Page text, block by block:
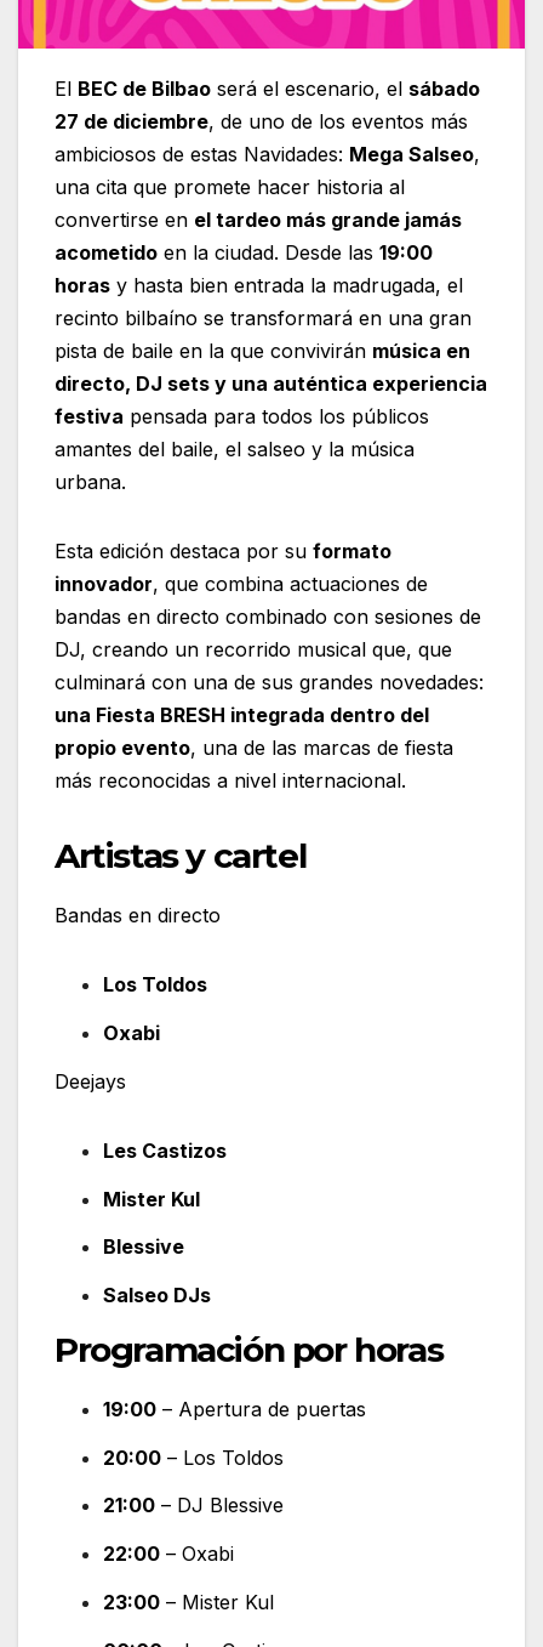
El BEC de Bilbao será el escenario, el sábado
27 de diciembre, de uno de los eventos más
ambiciosos de estas Navidades: Mega Salseo,
una cita que promete hacer historia al
convertirse en el tardeo más grande jamás
acometido en la ciudad. Desde las 19:00
horas y hasta bien entrada la madrugada, el
recinto bilbaíno se transformará en una gran
pista de baile en la que convivirán música en
directo, DJ sets y una auténtica experiencia
festiva pensada para todos los públicos
amantes del baile, el salseo y la música
urbana.
Esta edición destaca por su formato
innovador, que combina actuaciones de
bandas en directo combinado con sesiones de
DJ, creando un recorrido musical que, que
culminará con una de sus grandes novedades:
una Fiesta BRESH integrada dentro del
propio evento, una de las marcas de fiesta
más reconocidas a nivel internacional.
Artistas y cartel
Bandas en directo
Los Toldos
Oxabi
Deejays
Les Castizos
Mister Kul
Blessive
Salseo DJs
Programación por horas
19:00 – Apertura de puertas
20:00 – Los Toldos
21:00 – DJ Blessive
22:00 – Oxabi
23:00 – Mister Kul